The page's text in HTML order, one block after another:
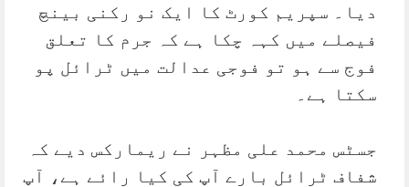
دیا۔ سپریم کورٹ کا ایک نو رکنی بینچ
فیصلے میں کہہ چکا ہے کہ جرم کا تعلق
فوج سے ہو تو فوجی عدالت میں ٹرائل پو
سکتا ہے۔
جسٹس محمد علی مظہر نے ریمارکس دیے کہ
شفاف ٹرائل بارے آپ کی کیا رائے ہے، آپ